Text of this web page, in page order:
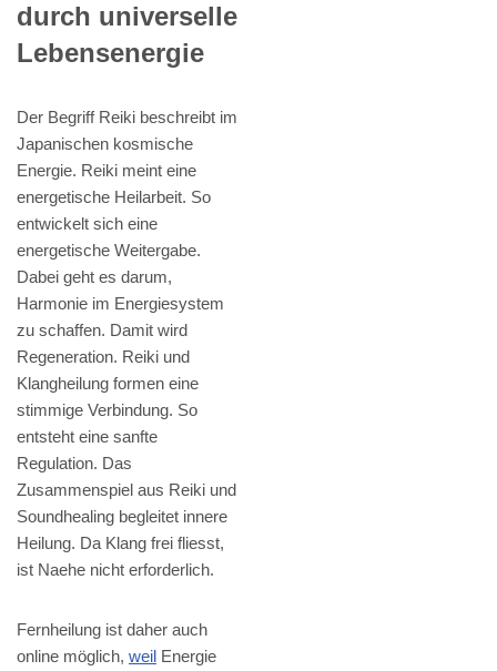
durch universelle
Lebensenergie
Der Begriff Reiki beschreibt im
Japanischen kosmische
Energie. Reiki meint eine
energetische Heilarbeit. So
entwickelt sich eine
energetische Weitergabe.
Dabei geht es darum,
Harmonie im Energiesystem
zu schaffen. Damit wird
Regeneration. Reiki und
Klangheilung formen eine
stimmige Verbindung. So
entsteht eine sanfte
Regulation. Das
Zusammenspiel aus Reiki und
Soundhealing begleitet innere
Heilung. Da Klang frei fliesst,
ist Naehe nicht erforderlich.
Fernheilung ist daher auch
online möglich, weil Energie